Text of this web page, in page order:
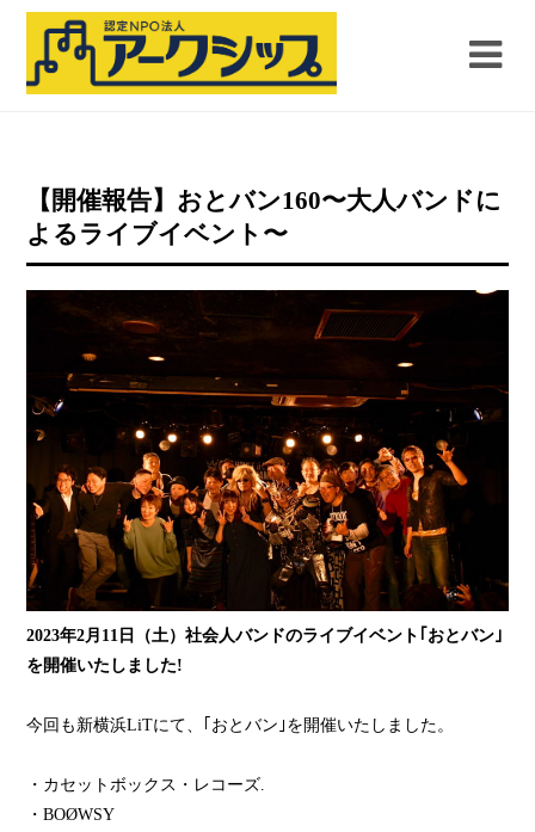
【開催報告】おとバン160〜大人バンドに
よるライブイベント〜
2023年2月11日（土）社会人バンドのライブイベント｢おとバン｣
を開催いたしました!
今回も新横浜LiTにて、｢おとバン｣を開催いたしました。
・カセットボックス・レコーズ.
・BOØWSY